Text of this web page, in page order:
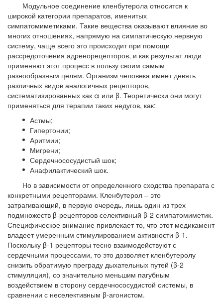
Модульное соединение кленбутерола относится к
широкой категории препаратов, именитых
симпатомиметиками. Такие вещества оказывают влияние во
многих отношениях, напрямую на симпатическую нервную
систему, чаще всего это происходит при помощи
рассредоточения адренорецепторов, и как результат люди
применяют этот процесс в пользу своим самым
разнообразным целям. Организм человека имеет девять
различных видов аналогичных рецепторов,
систематизированных как α или β. Теоретически они могут
применяться для терапии таких недугов, как:
Астмы;
Гипертонии;
Аритмии;
Мигрени;
Сердечнососудистый шок;
Анафилактический шок.
Но в зависимости от определенного сходства препарата с
конкретными рецепторами. Кленбутерол – это
затрагивающий, в первую очередь, лишь один из трех
подмножеств β-рецепторов селективный β-2 симпатомиметик.
Специфическое внимание привлекает то, что этот медикамент
владеет умеренным стимулированием активности β-1.
Поскольку β-1 рецепторы тесно взаимодействуют с
сердечными процессами, то это дозволяет кленбутеролу
снизить обратимую преграду дыхательных путей (β-2
стимуляция), со значительно меньшим пагубным
воздействием в сторону сердечнососудистой системы, в
сравнении с неселективным β-агонистом.